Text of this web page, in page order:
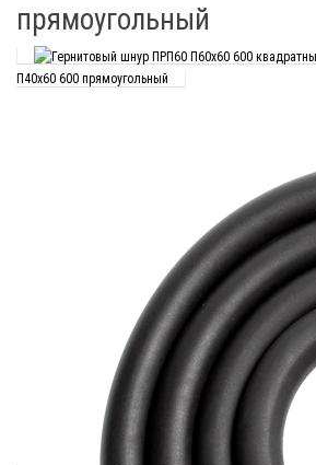
прямоугольный
П40х60 600 прямоугольный